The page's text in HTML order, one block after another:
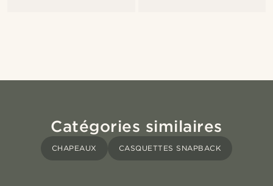
Catégories similaires
CHAPEAUX CASQUETTES SNAPBACK